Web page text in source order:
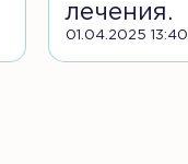
лечения.
01.04.2025 13:40